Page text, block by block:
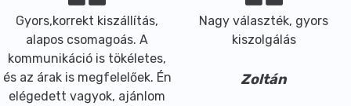
Egyedülálló összetételéből és mélytengeri
elhelyezkedéséből adódóan sokkal magasabb
koncentrációban tartalmaz magnéziumot, mint
bármely ismert tengeri vagy óceáni só. És nem csak
emiatt csodálatos testünk számára...
Gyors,korrekt kiszállítás,
alapos csomagoás. A
kommunikáció is tökéletes,
és az árak is megfelelőek. Én
elégedett vagyok, ajánlom
Nagy választék, gyors
kiszolgálás
Zoltán